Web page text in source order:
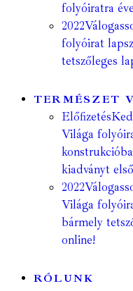
folyóiratra
2022
folyóirat
tetszőleges
TERMÉSZET
Előfizetés
Világa
kiadványt
2022
Világa
bármely
online!
RÓLUNK